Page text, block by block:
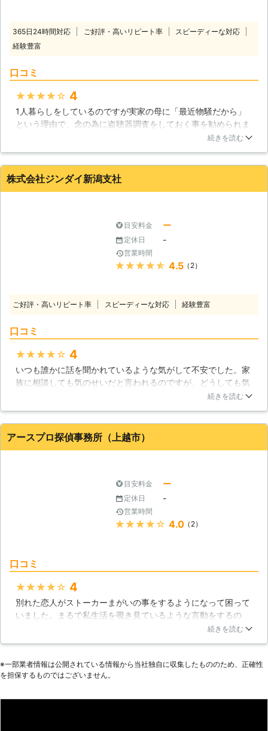
365日24時間対応 ご好評・高いリピート率
スピーディーな対応
経験豊富
口コミ
★★★★★ 4
1人暮らしをしているのですが実家の母に「最近物騒だから」
という理由で、念の為に盗聴器調査をしておく事を勧められま
した。そして、親切で丁寧だと評判のこちらに依頼しました。
たので安心しました。
新潟県 新潟市西区 2018年10月11日
続きを読む
株式会社ジンダイ新潟支社
目安料金 ー
定休日 -
営業時間
★★★★★ 4.5（2）
ご好評・高いリピート率 スピーディーな対応 経験豊富
口コミ
★★★★★ 4
いつも誰かに話を聞かれているような気がして不安でした。家
族に相談しても気のせいだと言われるのですが、どうしても気
になってしまいはっきりさせたいので専門家に調査をして頂き
に小さな盗聴器が設置されている事が分かりました。心当たり
がまるで無くて気味が悪いのですが、こうして発見して頂けて
続きを読む
アースプロ探偵事務所（上越市）
目安料金 ー
定休日 -
営業時間
★★★★★ 4.0（2）
口コミ
★★★★★ 4
別れた恋人がストーカーまがいの事をするようになって困って
いました。まるで私生活を覗き見ているような言動をするの
で、監視されているのかと思い探偵事務所に調査を依頼しまし
にしました。対応が迅速でしたし、料金も意外と安かったので
とても助かりました。
続きを読む
※⼀部業者情報は公開されている情報から当社独⾃に収集したもののため、正確性
を担保するものではございません。